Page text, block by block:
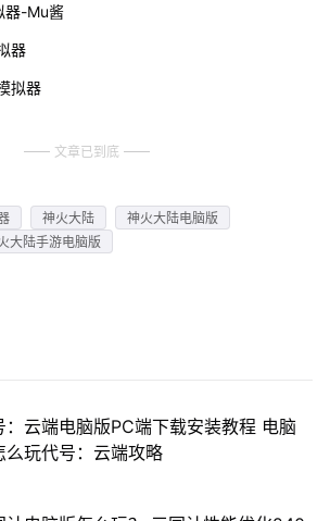
器-Mu酱
器
拟器
文章已到底
神火大陆
神火大陆电脑版
大陆手游电脑版
：云端电脑版PC端下载安装教程 电脑
么玩代号：云端攻略